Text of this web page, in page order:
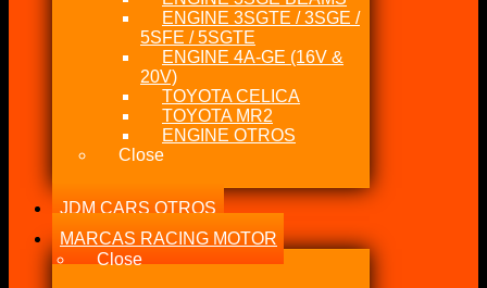
ENGINE 3SGTE / 3SGE /
5SFE / 5SGTE
ENGINE 4A-GE (16V &
20V)
TOYOTA CELICA
TOYOTA MR2
ENGINE OTROS
Close
JDM CARS OTROS
MARCAS RACING MOTOR
Close